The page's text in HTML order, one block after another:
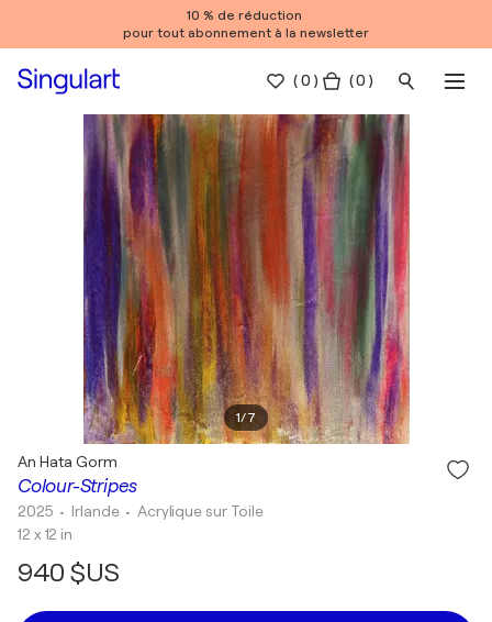
10 % de réduction
pour tout abonnement à la newsletter
(0 ) ( 0 )
1/7
Colour-Stripes
An Hata Gorm
2025 • Irlande • Acrylique sur Toile
12 x 12 in
940 $US